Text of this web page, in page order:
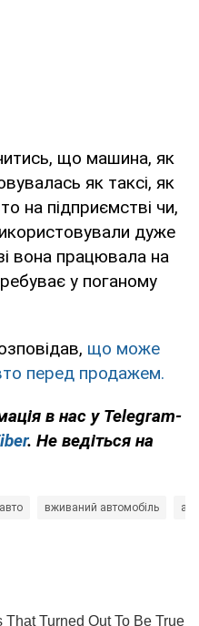
що машина, як
як таксі, як
на підприємстві чи,
дуже
вона працювала на
у поганому
що може
перед продажем.
в нас у Telegram-
. Не ведіться на
вживаний автомобіль